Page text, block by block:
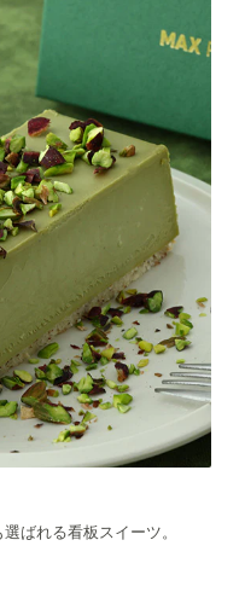
ばれる看板スイーツ。